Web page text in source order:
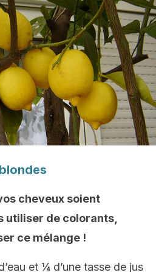
cheveux soient
utiliser de colorants,
ce mélange !
et ¼ d’une tasse de jus